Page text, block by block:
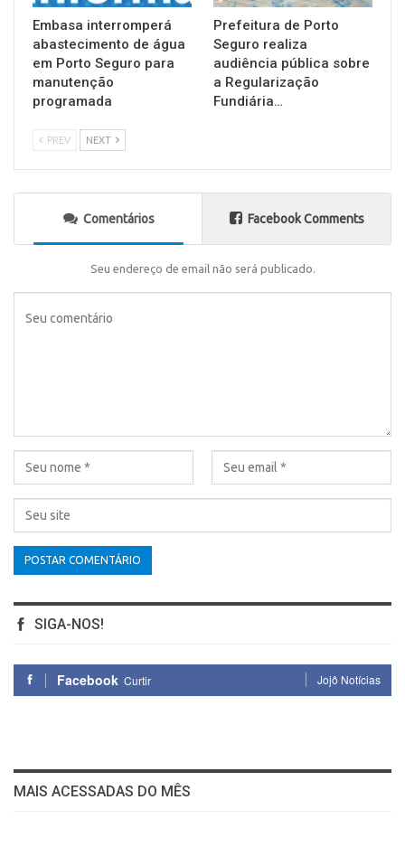
Embasa interromperá
abastecimento de água
em Porto Seguro para
manutenção
programada
Prefeitura de Porto
Seguro realiza
audiência pública sobre
a Regularização
Fundiária…
PREV NEXT
Comentários Facebook Comments
Seu endereço de email não será publicado.
SIGA-NOS!
Facebook Curtir Jojô Notícias
MAIS ACESSADAS DO MÊS